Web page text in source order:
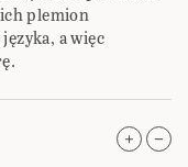
plemion
a więc